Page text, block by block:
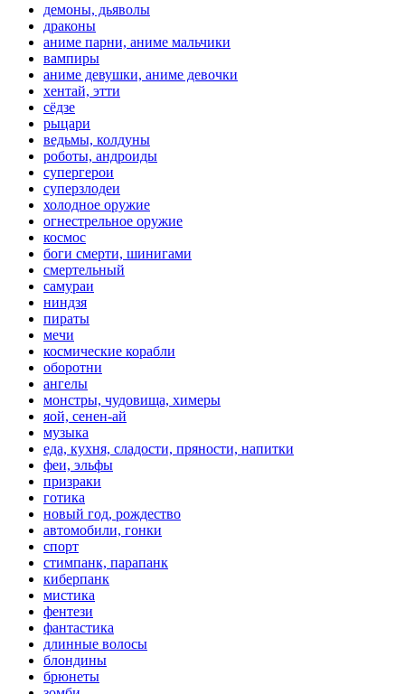
демоны, дьяволы
драконы
аниме парни, аниме мальчики
вампиры
аниме девушки, аниме девочки
хентай, этти
сёдзе
рыцари
ведьмы, колдуны
роботы, андроиды
супергерои
суперзлодеи
холодное оружие
огнестрельное оружие
космос
боги смерти, шинигами
смертельный
самураи
ниндзя
пираты
мечи
космические корабли
оборотни
ангелы
монстры, чудовища, химеры
яой, сенен-ай
музыка
еда, кухня, сладости, пряности, напитки
феи, эльфы
призраки
готика
новый год, рождество
автомобили, гонки
спорт
стимпанк, парапанк
киберпанк
мистика
фентези
фантастика
длинные волосы
блондины
брюнеты